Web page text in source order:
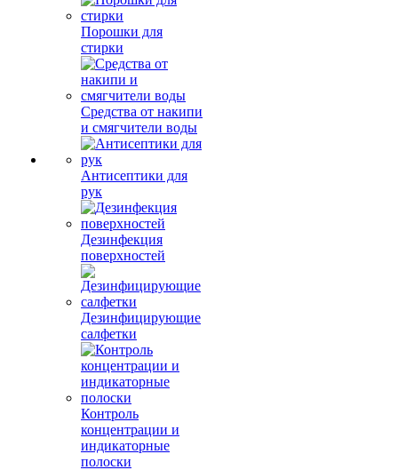
Порошки для
стирки
Средства от накипи
и смягчители воды
Антисептики для
рук
Дезинфекция
поверхностей
Дезинфицирующие
салфетки
Контроль
концентрации и
индикаторные
полоски